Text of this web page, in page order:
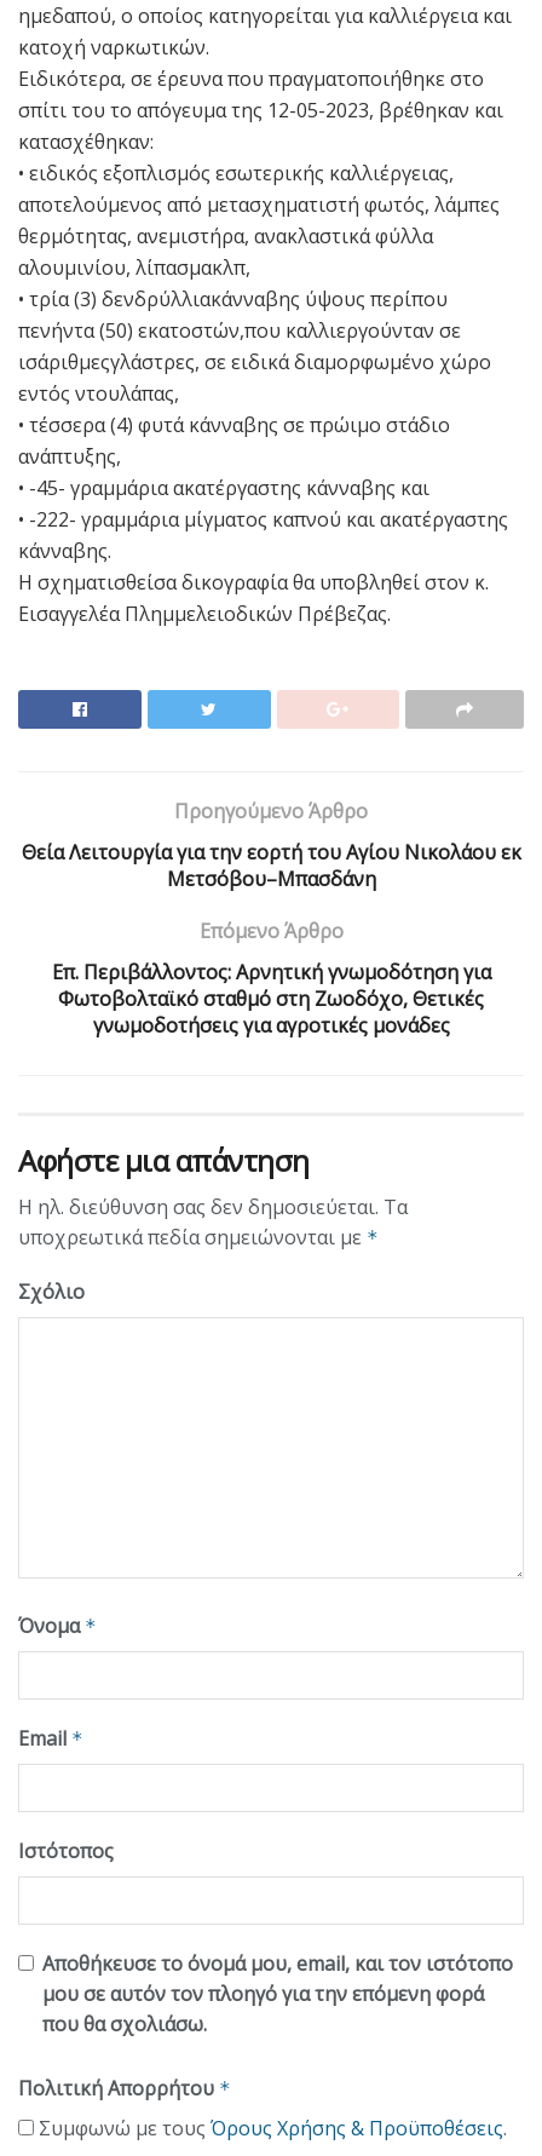
ημεδαπού, ο οποίος κατηγορείται για καλλιέργεια και
κατοχή ναρκωτικών.
Ειδικότερα, σε έρευνα που πραγματοποιήθηκε στο
σπίτι του το απόγευμα της 12-05-2023, βρέθηκαν και
κατασχέθηκαν:
• ειδικός εξοπλισμός εσωτερικής καλλιέργειας,
αποτελούμενος από μετασχηματιστή φωτός, λάμπες
θερμότητας, ανεμιστήρα, ανακλαστικά φύλλα
αλουμινίου, λίπασμακλπ,
• τρία (3) δενδρύλλιακάνναβης ύψους περίπου
πενήντα (50) εκατοστών,που καλλιεργούνταν σε
ισάριθμεςγλάστρες, σε ειδικά διαμορφωμένο χώρο
εντός ντουλάπας,
• τέσσερα (4) φυτά κάνναβης σε πρώιμο στάδιο
ανάπτυξης,
• -45- γραμμάρια ακατέργαστης κάνναβης και
• -222- γραμμάρια μίγματος καπνού και ακατέργαστης
κάνναβης.
Η σχηματισθείσα δικογραφία θα υποβληθεί στον κ.
Εισαγγελέα Πλημμελειοδικών Πρέβεζας.
Προηγούμενο Άρθρο
Θεία Λειτουργία για την εορτή του Αγίου Νικολάου εκ
Μετσόβου–Μπασδάνη
Επόμενο Άρθρο
Επ. Περιβάλλοντος: Αρνητική γνωμοδότηση για
Φωτοβολταϊκό σταθμό στη Ζωοδόχο, Θετικές
γνωμοδοτήσεις για αγροτικές μονάδες
Αφήστε μια απάντηση
Η ηλ. διεύθυνση σας δεν δημοσιεύεται. Τα
υποχρεωτικά πεδία σημειώνονται με *
Σχόλιο
Όνομα *
Email *
Ιστότοπος
Αποθήκευσε το όνομά μου, email, και τον ιστότοπο
μου σε αυτόν τον πλοηγό για την επόμενη φορά
που θα σχολιάσω.
Πολιτική Απορρήτου *
Συμφωνώ με τους Όρους Χρήσης & Προϋποθέσεις.